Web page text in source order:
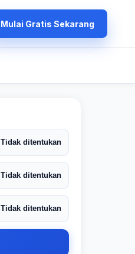
Mulai Gratis Sekarang
Tidak ditentukan
Tidak ditentukan
Tidak ditentukan